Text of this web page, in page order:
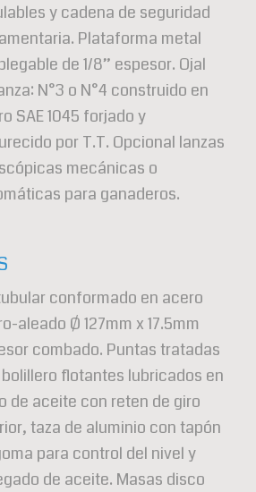
y cadena de seguridad
Plataforma metal
de 1/8” espesor. Ojal
N°3 o N°4 construido en
SAE 1045 forjado y
por T.T. Opcional lanzas
mecánicas o
para ganaderos.
conformado en acero
aleado Ø 127mm x 17.5mm
combado. Puntas tratadas
flotantes lubricados en
de aceite con reten de giro
taza de aluminio con tapón
para control del nivel y
de aceite. Masas disco